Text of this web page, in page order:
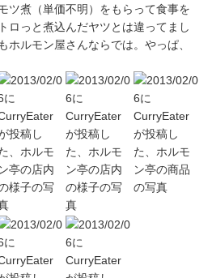
ツ煮（単価不明）をもらって食事を
ロっと煮込んだヤツとは違ってまし
ホルモン屋さんならでは。やっぱ、